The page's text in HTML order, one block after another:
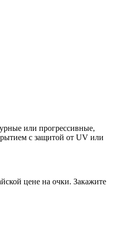
или прогрессивные,
с защитой от UV или
цене на очки. Закажите